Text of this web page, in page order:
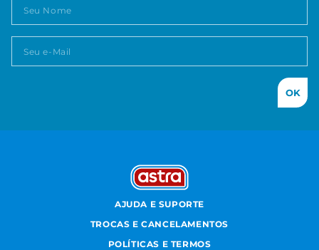
OK
AJUDA E SUPORTE
TROCAS E CANCELAMENTOS
POLÍTICAS E TERMOS